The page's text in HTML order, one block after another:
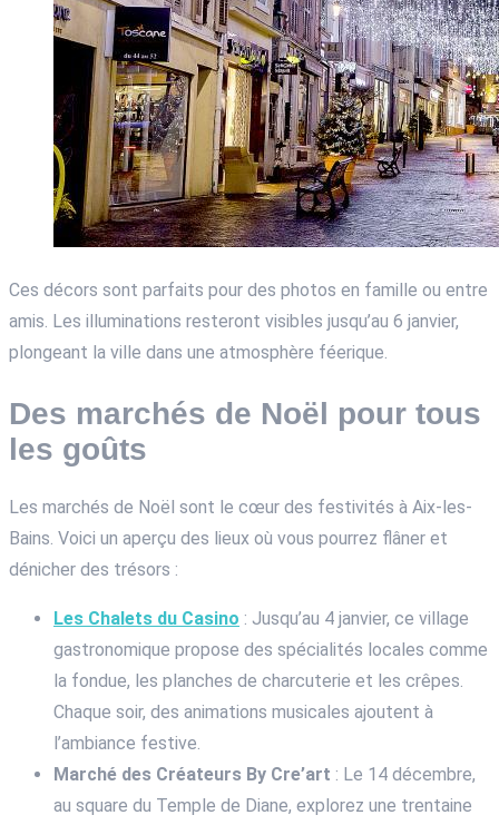
Ces décors sont parfaits pour des photos en famille ou entre
amis. Les illuminations resteront visibles jusqu’au 6 janvier,
plongeant la ville dans une atmosphère féerique.
Des marchés de Noël pour tous
les goûts
Les marchés de Noël sont le cœur des festivités à Aix-les-
Bains. Voici un aperçu des lieux où vous pourrez flâner et
dénicher des trésors :
Les Chalets du Casino : Jusqu’au 4 janvier, ce village
gastronomique propose des spécialités locales comme
la fondue, les planches de charcuterie et les crêpes.
Chaque soir, des animations musicales ajoutent à
l’ambiance festive.
Marché des Créateurs By Cre’art : Le 14 décembre,
au square du Temple de Diane, explorez une trentaine